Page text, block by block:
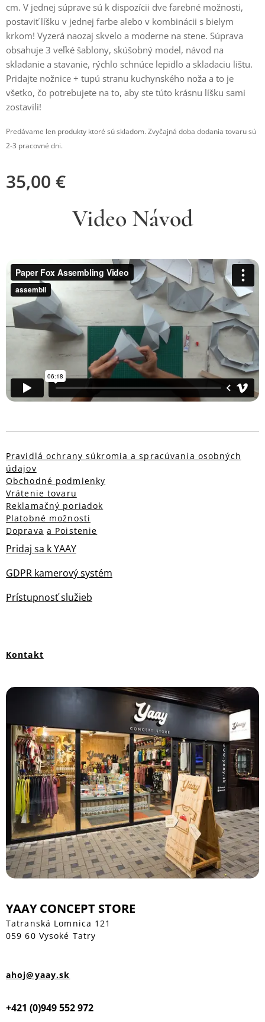
cm. V jednej súprave sú k dispozícii dve farebné možnosti,
postaviť líšku v jednej farbe alebo v kombinácii s bielym
krkom! Vyzerá naozaj skvelo a moderne na stene. Súprava
obsahuje 3 veľké šablony, skúšobný model, návod na
skladanie a stavanie, rýchlo schnúce lepidlo a skladaciu lištu.
Pridajte nožnice + tupú stranu kuchynského noža a to je
všetko, čo potrebujete na to, aby ste túto krásnu líšku sami
zostavili!
Predávame len produkty ktoré sú skladom. Zvyčajná doba dodania tovaru sú
2-3 pracovné dni.
35,00 €
Video Návod
Pravidlá ochrany súkromia a spracúvania osobných
údajov
Obchodné podmienky
Vrátenie tovaru
Reklamačný poriadok
Platobné možnosti
Doprava a Poistenie
Pridaj sa k YAAY
GDPR kamerový systém
Prístupnosť služieb
Kontakt
YAAY CONCEPT STORE
Tatranská Lomnica 121
059 60 Vysoké Tatry
ahoj@yaay.sk
+421 (0)949 552 972